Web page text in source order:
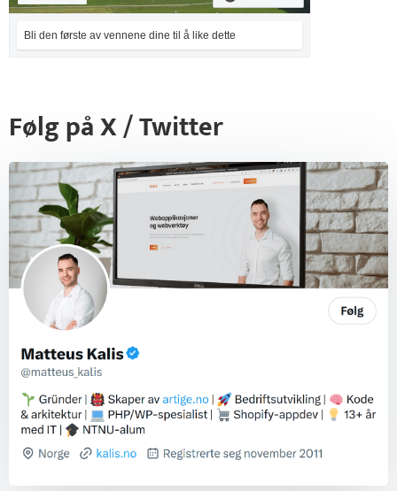
Bli den første av vennene dine til å like dette
Følg på X / Twitter